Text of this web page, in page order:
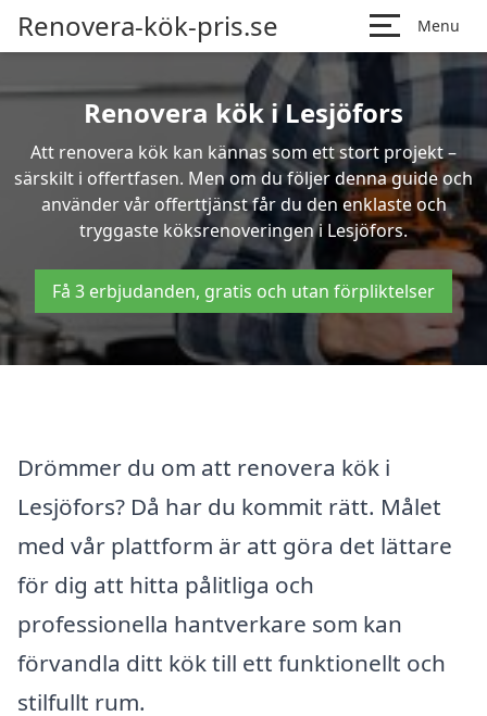
Renovera-kök-pris.se Menu
Renovera kök i Lesjöfors
Att renovera kök kan kännas som ett stort projekt –
särskilt i offertfasen. Men om du följer denna guide och
använder vår offerttjänst får du den enklaste och
tryggaste köksrenoveringen i Lesjöfors.
Få 3 erbjudanden, gratis och utan förpliktelser
Drömmer du om att renovera kök i
Lesjöfors? Då har du kommit rätt. Målet
med vår plattform är att göra det lättare
för dig att hitta pålitliga och
professionella hantverkare som kan
förvandla ditt kök till ett funktionellt och
stilfullt rum.